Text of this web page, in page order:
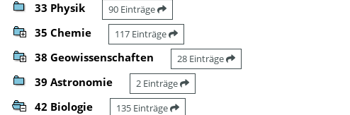
33 Physik 90 Einträge
35 Chemie 117 Einträge
38 Geowissenschaften 28 Einträge
39 Astronomie 2 Einträge
42 Biologie 135 Einträge